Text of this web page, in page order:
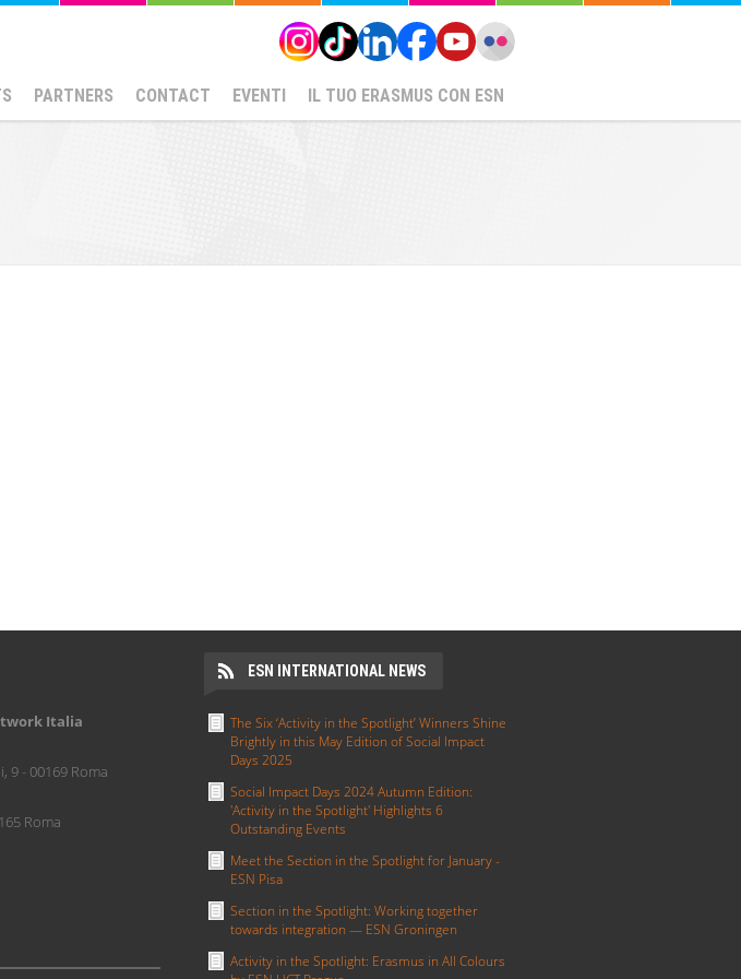
PARTNERS CONTACT EVENTI IL TUO ERASMUS CON ESN
Italia
9 - 00169 Roma
Roma
ESN INTERNATIONAL NEWS
The Six ‘Activity in the Spotlight’ Winners Shine
Brightly in this May Edition of Social Impact
Days 2025
Social Impact Days 2024 Autumn Edition:
'Activity in the Spotlight' Highlights 6
Outstanding Events
Meet the Section in the Spotlight for January -
ESN Pisa
Section in the Spotlight: Working together
towards integration — ESN Groningen
Activity in the Spotlight: Erasmus in All Colours